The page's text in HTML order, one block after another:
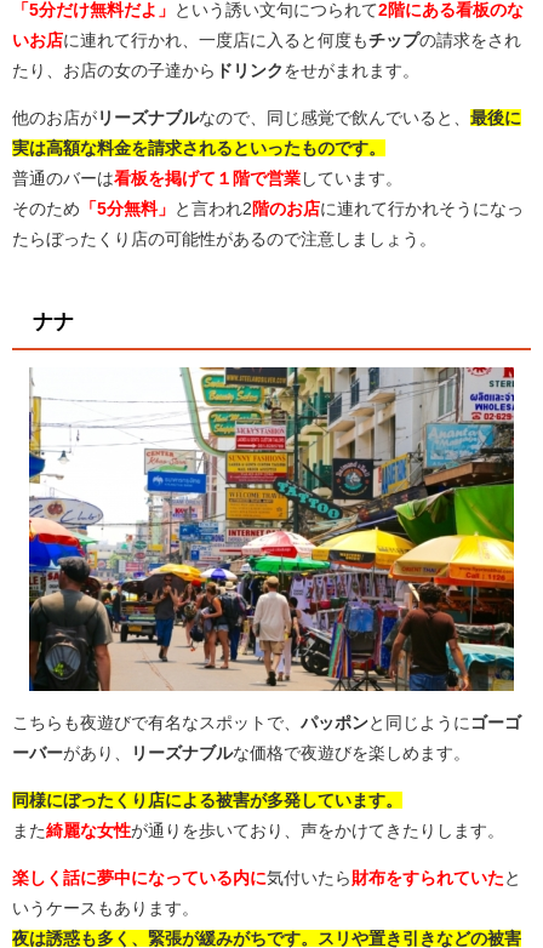
「5分だけ無料だよ」
という誘い文句につられて2階にある看板のな
いお店に連れて行かれ、一度店に入ると何度もチップの請求をされ
たり、お店の女の子達から ドリンク をせがまれます。
他のお店が リーズナブルなので、同じ感覚で飲んでいると、 最後に
実は高額な料金を請求されるといったものです。
普通のバーは看板を掲げて１階で営業 しています。
そのため 「5分無料」 と言われ2 階のお店に連れて行かれそうになっ
たらぼったくり店の可能性があるので注意しましょう。
ナナ
こちらも夜遊びで有名なスポットで、 パッポンと同じように ゴーゴ
ーバーがあり、 リーズナブルな価格で夜遊びを楽しめます。
同様にぼったくり店による被害が多発しています。
また綺麗な女性が通りを歩いており、声をかけてきたりします。
楽しく話に夢中になっている内に気付いたら 財布をすられていた と
いうケースもあります。
夜は誘惑も多く、緊張が緩みがちです。スリや置き引きなどの被害